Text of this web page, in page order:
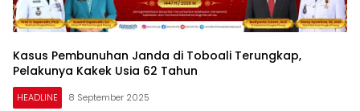
Kasus Pembunuhan Janda di Toboali Terungkap,
Pelakunya Kakek Usia 62 Tahun
HEADLINE 8 September 2025